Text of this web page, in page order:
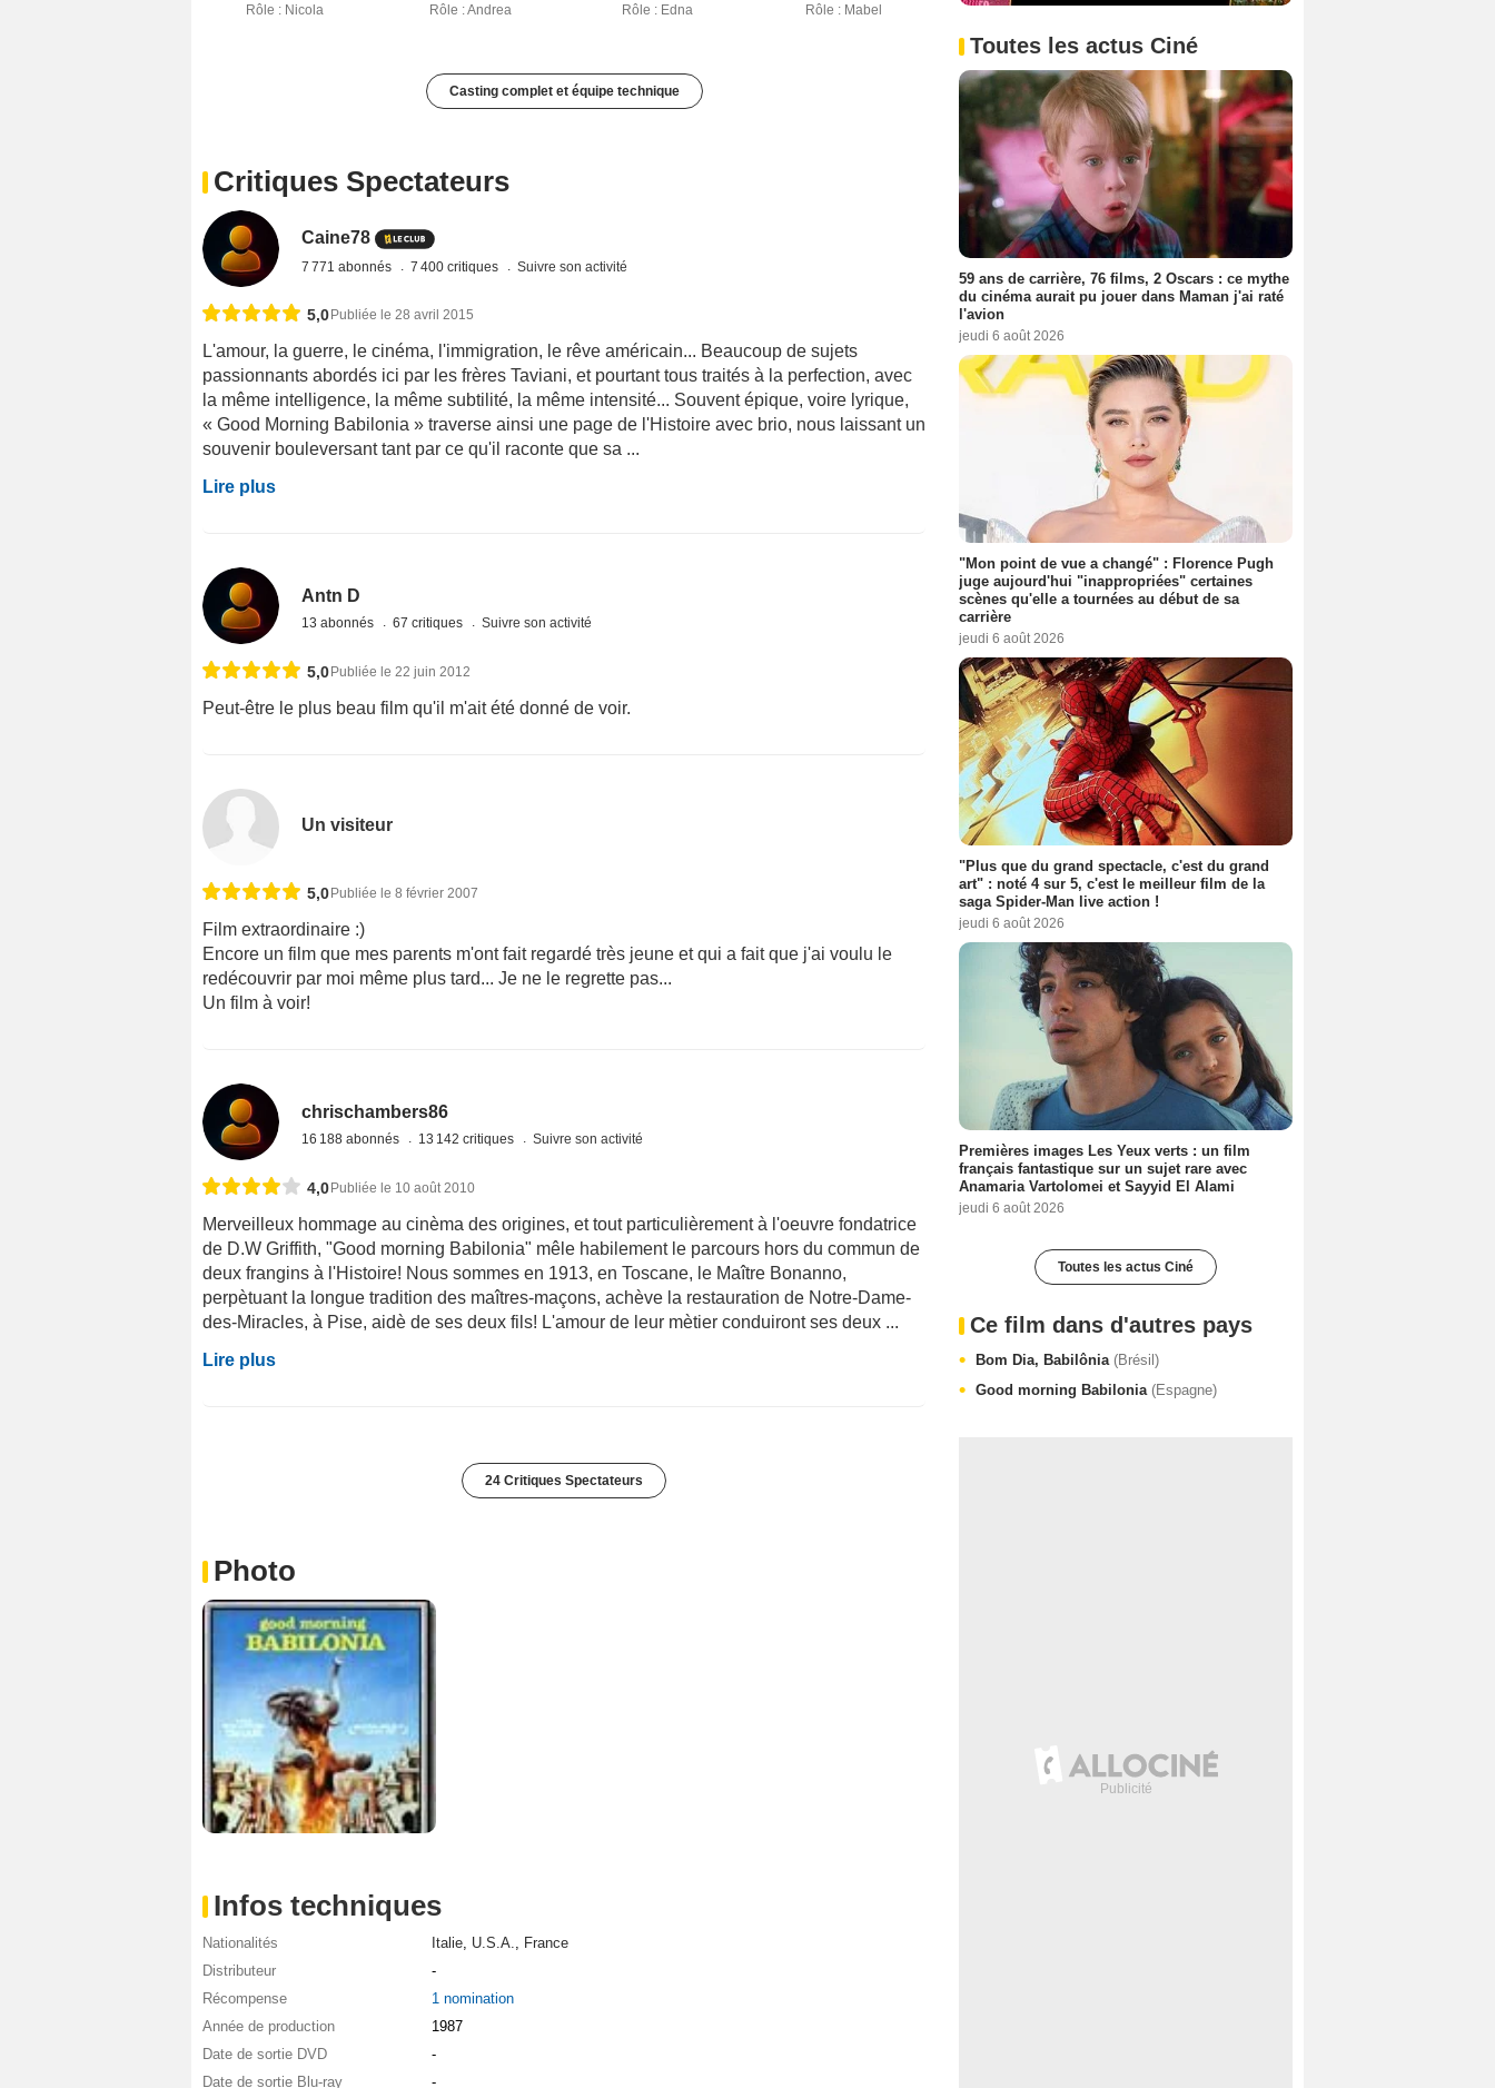
Rôle : Nicola Rôle : Andrea Rôle : Edna Rôle : Mabel
Casting complet et équipe technique
Critiques Spectateurs
Caine78
7 771 abonnés 7 400 critiques Suivre son activité
5,0Publiée le 28 avril 2015
L'amour, la guerre, le cinéma, l'immigration, le rêve américain... Beaucoup de sujets
passionnants abordés ici par les frères Taviani, et pourtant tous traités à la perfection, avec
la même intelligence, la même subtilité, la même intensité... Souvent épique, voire lyrique,
« Good Morning Babilonia » traverse ainsi une page de l'Histoire avec brio, nous laissant un
souvenir bouleversant tant par ce qu'il raconte que sa ...
Lire plus
Antn D
13 abonnés 67 critiques Suivre son activité
5,0Publiée le 22 juin 2012
Peut-être le plus beau film qu'il m'ait été donné de voir.
Un visiteur
5,0 Publiée le 8 février 2007
Film extraordinaire :)
Encore un film que mes parents m'ont fait regardé très jeune et qui a fait que j'ai voulu le
redécouvrir par moi même plus tard... Je ne le regrette pas...
Un film à voir!
chrischambers86
16 188 abonnés 13 142 critiques Suivre son activité
4,0 Publiée le 10 août 2010
Merveilleux hommage au cinèma des origines, et tout particulièrement à l'oeuvre fondatrice
de D.W Griffith, "Good morning Babilonia" mêle habilement le parcours hors du commun de
deux frangins à l'Histoire! Nous sommes en 1913, en Toscane, le Maître Bonanno,
perpètuant la longue tradition des maîtres-maçons, achève la restauration de Notre-Dame-
des-Miracles, à Pise, aidè de ses deux fils! L'amour de leur mètier conduiront ses deux ...
Lire plus
24 Critiques Spectateurs
Photo
Infos techniques
Nationalités Italie, U.S.A.
France
Distributeur
-
Récompense
1 nomination
Année de production
1987
Date de sortie DVD
-
Date de sortie Blu-ray
-
Toutes les actus Ciné
59 ans de carrière, 76 films, 2 Oscars : ce mythe
du cinéma aurait pu jouer dans Maman j'ai raté
l'avion
jeudi 6 août 2026
"Mon point de vue a changé" : Florence Pugh
juge aujourd'hui "inappropriées" certaines
scènes qu'elle a tournées au début de sa
carrière
jeudi 6 août 2026
"Plus que du grand spectacle, c'est du grand
art" : noté 4 sur 5, c'est le meilleur film de la
saga Spider-Man live action !
jeudi 6 août 2026
Premières images Les Yeux verts : un film
français fantastique sur un sujet rare avec
Anamaria Vartolomei et Sayyid El Alami
jeudi 6 août 2026
Toutes les actus Ciné
Ce film dans d'autres pays
Bom Dia, Babilônia (Brésil)
Good morning Babilonia (Espagne)